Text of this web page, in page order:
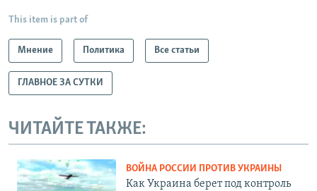
This item is part of
Мнение Политика Все статьи
ГЛАВНОЕ ЗА СУТКИ
ЧИТАЙТЕ ТАКЖЕ:
ВОЙНА РОССИИ ПРОТИВ УКРАИНЫ
Как Украина берет под контроль